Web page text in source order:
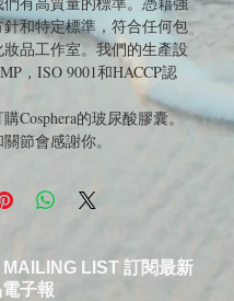
針和特定標準，符合任何包
品工作室。我們的生產設
，ISO 9001和HACCP認
Cosphera的玻尿酸膠囊。
節會感謝你。
LIST 訂閱最新
子報